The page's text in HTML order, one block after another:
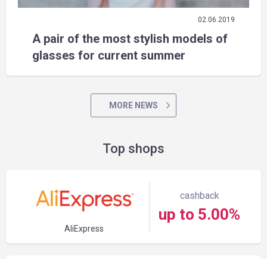
02.06.2019
A pair of the most stylish models of
glasses for current summer
MORE NEWS
Top shops
AliExpress
cashback
up to 5.00%